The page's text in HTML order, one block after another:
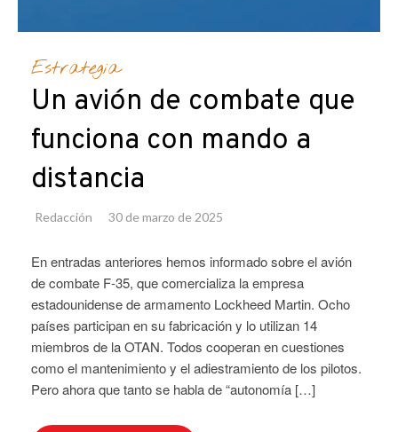
Estrategia
Un avión de combate que
funciona con mando a
distancia
Redacción 30 de marzo de 2025
En entradas anteriores hemos informado sobre el avión
de combate F-35, que comercializa la empresa
estadounidense de armamento Lockheed Martin. Ocho
países participan en su fabricación y lo utilizan 14
miembros de la OTAN. Todos cooperan en cuestiones
como el mantenimiento y el adiestramiento de los pilotos.
Pero ahora que tanto se habla de “autonomía […]